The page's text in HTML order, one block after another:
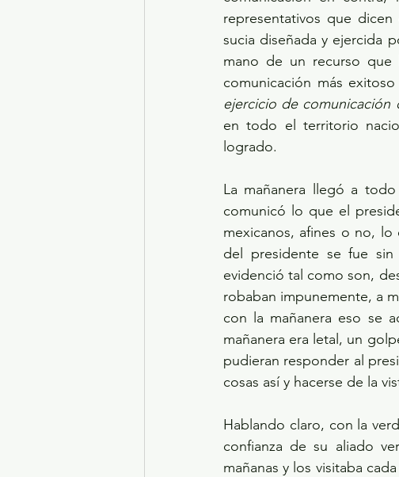
representativos que
sucia diseñada y ejercida
mano de un recurso
ejercicio de comunicación
en todo el territorio
logrado.
La mañanera llegó a
comunicó lo que el
mexicanos, afines o no,
del presidente se fue
evidenció tal como son,
robaban impunemente, a
con la mañanera eso se
mañanera era letal, un
pudieran responder al
cosas así y hacerse de la
Hablando claro, con la
confianza de su aliado
mañanas y los visitaba